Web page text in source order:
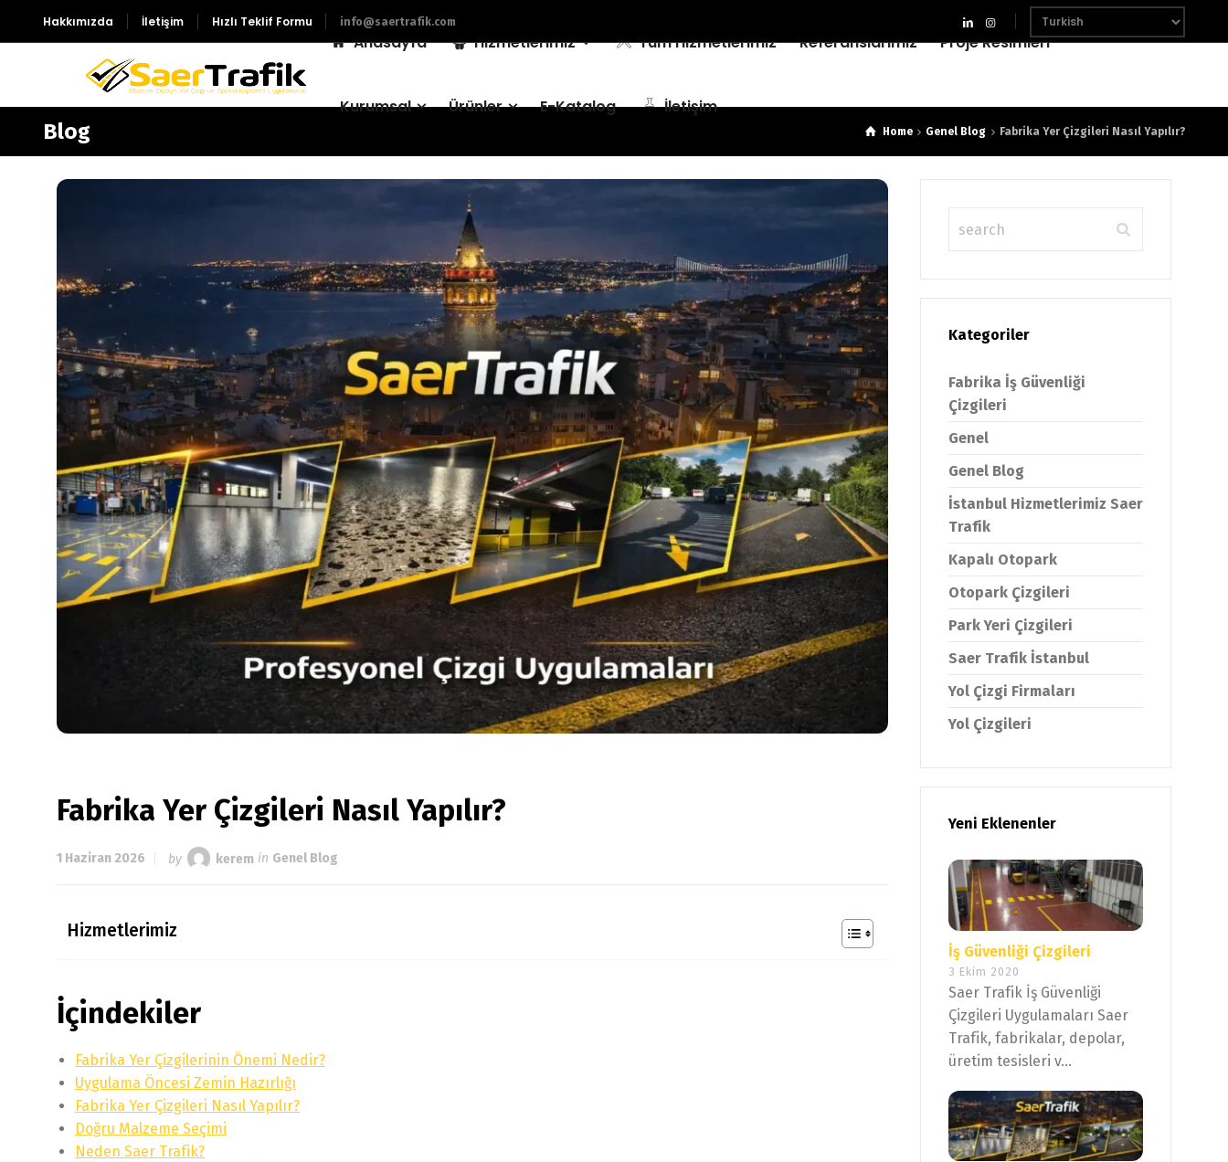
Hakkımızda İletişim Hızlı Teklif Formu info@saertrafik.com
Anasayfa Hizmetlerimiz Tüm Hizmetlerimiz Referanslarımız Proje Resimleri
Kurumsal Ürünler E-Katalog İletişim
Blog Home Genel Blog Fabrika Yer Çizgileri Nasıl Yapılır?
Fabrika Yer Çizgileri Nasıl Yapılır?
1 Haziran 2026 by kerem in Genel Blog
Hizmetlerimiz
İçindekiler
Fabrika Yer Çizgilerinin Önemi Nedir?
Uygulama Öncesi Zemin Hazırlığı
Fabrika Yer Çizgileri Nasıl Yapılır?
Doğru Malzeme Seçimi
Neden Saer Trafik?
Kategoriler
Fabrika İş Güvenliği
Çizgileri
Genel
Genel Blog
İstanbul Hizmetlerimiz Saer
Trafik
Kapalı Otopark
Otopark Çizgileri
Park Yeri Çizgileri
Saer Trafik İstanbul
Yol Çizgi Firmaları
Yol Çizgileri
Yeni Eklenenler
İş Güvenliği Çizgileri
3 Ekim 2020
Saer Trafik İş Güvenliği
Çizgileri Uygulamaları Saer
Trafik, fabrikalar, depolar,
üretim tesisleri v...